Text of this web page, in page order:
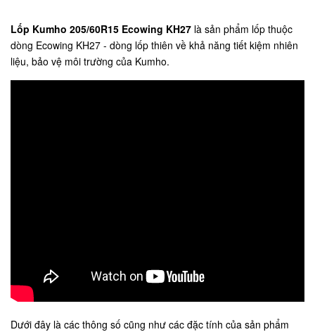
Lốp Kumho 205/60R15 Ecowing KH27 là sản phẩm lốp thuộc
dòng Ecowing KH27 - dòng lốp thiên về khả năng tiết kiệm nhiên
liệu, bảo vệ môi trường của Kumho.
Dưới đây là các thông số cũng như các đặc tính của sản phẩm